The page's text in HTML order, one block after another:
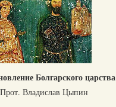
Болгарского царства
Прот. Владислав Цыпин